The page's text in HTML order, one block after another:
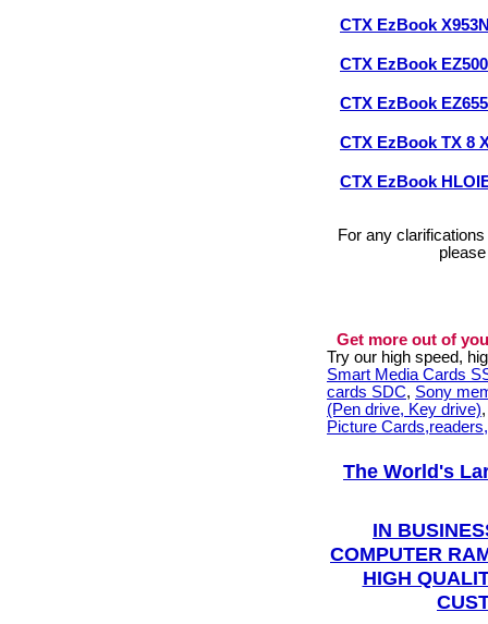
CTX EzBook
CTX EzBook
CTX EzBook
CTX EzBook TX 8
CTX EzBook
For any
Get more out of
Try our high speed,
Smart Media Cards
cards SDC, Sony
(Pen drive, Key drive)
Picture
The World's
IN
COMPUTER
HIGH